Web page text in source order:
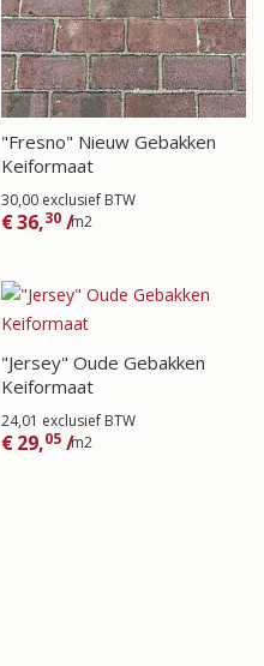
"Fresno" Nieuw Gebakken
Keiformaat
30,00 exclusief BTW
€36,30 /m2
"Jersey" Oude Gebakken
Keiformaat
24,01 exclusief BTW
€29,05 /m2